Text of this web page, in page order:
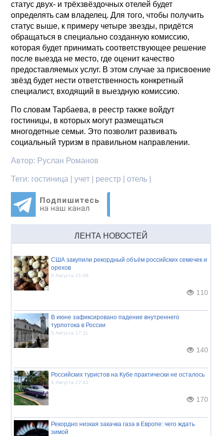
статус двух- и трёхзвёздочных отелей будет
определять сам владелец. Для того, чтобы получить
статус выше, к примеру четыре звезды, придётся
обращаться в специально созданную комиссию,
которая будет принимать соответствующее решение
после выезда не место, где оценит качество
предоставляемых услуг. В этом случае за присвоение
звёзд будет нести ответственность конкретный
специалист, входящий в выездную комиссию.
По словам Тарбаева, в реестр также войдут
гостиницы, в которых могут размещаться
многодетные семьи. Это позволит развивать
социальный туризм в правильном направлении.
Автор: Руслан Романов
Теги: гостиница | учет | реестр | отель |
ЛЕНТА НОВОСТЕЙ
США закупили рекордный объём российских семечек и
орехов
6 Августа 21:09
110
В июне зафиксировано падение внутреннего
турпотока в России
5 Августа 17:11
140
Российских туристов на Кубе практически не осталось
4 Августа 17:41
170
Рекордно низкая закачка газа в Европе: чего ждать
зимой